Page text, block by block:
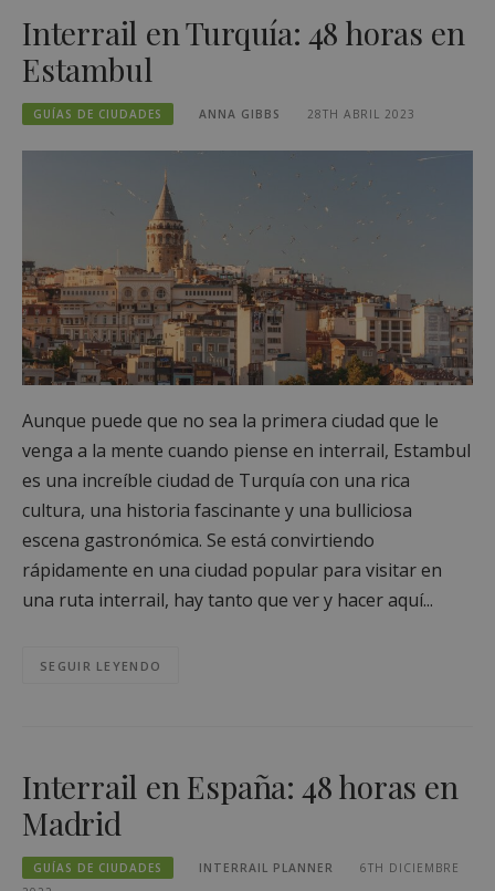
Interrail en Turquía: 48 horas en
Estambul
GUÍAS DE CIUDADES ANNA GIBBS 28TH ABRIL 2023
Aunque puede que no sea la primera ciudad que le
venga a la mente cuando piense en interrail, Estambul
es una increíble ciudad de Turquía con una rica
cultura, una historia fascinante y una bulliciosa
escena gastronómica. Se está convirtiendo
rápidamente en una ciudad popular para visitar en
una ruta interrail, hay tanto que ver y hacer aquí...
SEGUIR LEYENDO
Interrail en España: 48 horas en
Madrid
GUÍAS DE CIUDADES INTERRAIL PLANNER
6TH DICIEMBRE